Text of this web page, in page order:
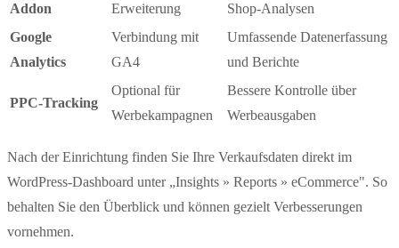
Addon
Erweiterung
Shop-Analysen
Google
Analytics
Verbindung mit
GA4
Umfassende Datenerfassung
und Berichte
PPC-Tracking
Optional für
Werbekampagnen
Bessere Kontrolle über
Werbeausgaben
Nach der Einrichtung finden Sie Ihre Verkaufsdaten direkt im
WordPress-Dashboard unter „Insights » Reports » eCommerce". So
behalten Sie den Überblick und können gezielt Verbesserungen
vornehmen.